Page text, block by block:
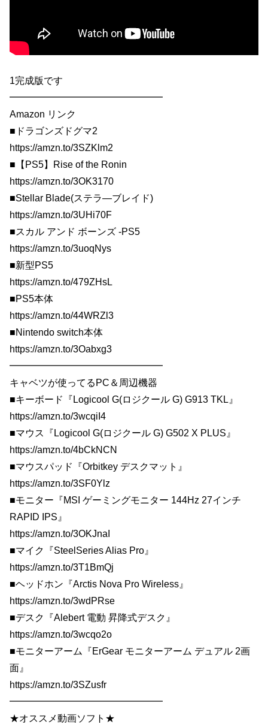
1完成版です
━━━━━━━━━━━━━━━━
Amazon リンク
■ドラゴンズドグマ2
https://amzn.to/3SZKlm2
■【PS5】Rise of the Ronin
https://amzn.to/3OK3170
■Stellar Blade(ステラ―ブレイド)
https://amzn.to/3UHi70F
■スカル アンド ボーンズ -PS5
https://amzn.to/3uoqNys
■新型PS5
https://amzn.to/479ZHsL
■PS5本体
https://amzn.to/44WRZl3
■Nintendo switch本体
https://amzn.to/3Oabxg3
━━━━━━━━━━━━━━━━
キャベツが使ってるPC＆周辺機器
■キーボード『Logicool G(ロジクール G) G913 TKL』
https://amzn.to/3wcqiI4
■マウス『Logicool G(ロジクール G) G502 X PLUS』
https://amzn.to/4bCkNCN
■マウスパッド『Orbitkey デスクマット』
https://amzn.to/3SF0Ylz
■モニター『MSI ゲーミングモニター 144Hz 27インチ
RAPID IPS』
https://amzn.to/3OKJnaI
■マイク『SteelSeries Alias Pro』
https://amzn.to/3T1BmQj
■ヘッドホン『Arctis Nova Pro Wireless』
https://amzn.to/3wdPRse
■デスク『Alebert 電動 昇降式デスク』
https://amzn.to/3wcqo2o
■モニターアーム『ErGear モニターアーム デュアル 2画
面』
https://amzn.to/3SZusfr
━━━━━━━━━━━━━━━━
★オススメ動画ソフト★